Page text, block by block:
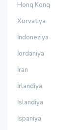
Honq Konq
Xorvatiya
İndoneziya
İordaniya
İran
İrlandiya
İslandiya
İspaniya